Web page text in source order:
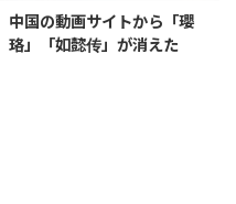
中国の動画サイトから「瓔
珞」「如懿传」が消えた